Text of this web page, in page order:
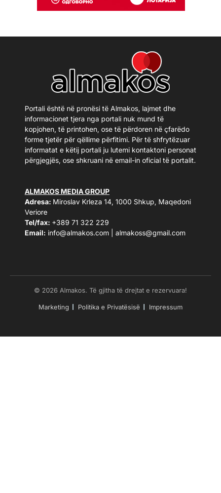
Portali është në pronësi të Almakos, lajmet dhe
informacionet tjera nga portali nuk mund të
kopjohen, të printohen, ose të përdoren në çfarëdo
forme tjetër për qëllime përfitimi. Për të shfrytëzuar
informatat e këtij portali ju lutemi kontaktoni personat
përgjegjës, ose shkruani në email-in oficial të portalit.
ALMAKOS MEDIA GROUP
Adresa: Miroslav Krleza 14, 1000 Shkup, Maqedoni
Veriore
Tel/fax: +389 71 322 229
Email: info@almakos.com almakoss@gmail.com
© 2026 Almakos. Të gjitha të drejtat e rezervuara!
Marketing Politika e Privatësisë Impressum